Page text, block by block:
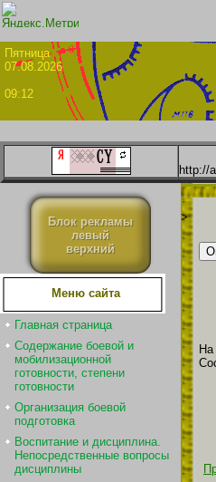
07.08.2026
09:12
http://
Блок рекламы
левый
верхний
Меню сайта
Главная страница
Содержание боевой и
мобилизационной
готовности, степени
готовности
Организация боевой
подготовка
Воспитание и дисциплина.
Непосредственные вопросы
дисциплины
>